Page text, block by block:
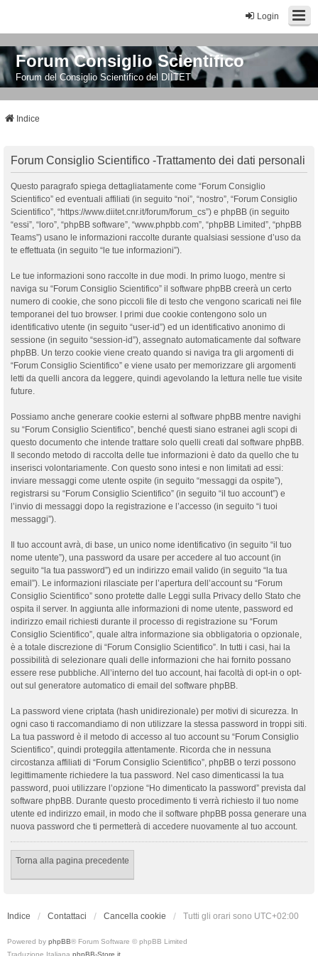
Login
Forum Consiglio Scientifico
Forum del Consiglio Scientifico del DIITET
Indice
Forum Consiglio Scientifico -Trattamento dei dati personali
Questo paragrafo spiega dettagliatamente come “Forum Consiglio
Scientifico” ed eventuali affiliati (in seguito “noi”, “nostro”, “Forum Consiglio
Scientifico”, “https://www.diitet.cnr.it/forum/forum_cs”) e phpBB (in seguito
“essi”, “loro”, “phpBB software”, “www.phpbb.com”, “phpBB Limited”, “phpBB
Teams”) usano le informazioni raccolte durante qualsiasi sessione d’uso da
te effettuata (in seguito “le tue informazioni”).
Le tue informazioni sono raccolte in due modi. In primo luogo, mentre si
naviga su “Forum Consiglio Scientifico” il software phpBB creerà un certo
numero di cookie, che sono piccoli file di testo che vengono scaricati nei file
temporanei del tuo browser. I primi due cookie contengono solo un
identificativo utente (in seguito “user-id”) ed un identificativo anonimo di
sessione (in seguito “session-id”), assegnato automaticamente dal software
phpBB. Un terzo cookie viene creato quando si naviga tra gli argomenti di
“Forum Consiglio Scientifico” e viene usato per memorizzare gli argomenti
letti da quelli ancora da leggere, quindi agevolando la lettura nelle tue visite
future.
Possiamo anche generare cookie esterni al software phpBB mentre navighi
su “Forum Consiglio Scientifico”, benché questi siano estranei agli scopi di
questo documento che intende trattare solo quelli creati dal software phpBB.
Il secondo metodo di raccolta delle tue informazioni è dato da quello che tu
inserisci volontariamente. Con questo sono intesi e non limitati ad essi:
inviare messaggi come utente ospite (in seguito “messaggi da ospite”),
registrarsi su “Forum Consiglio Scientifico” (in seguito “il tuo account”) e
l’invio di messaggi dopo la registrazione e l’accesso (in seguito “i tuoi
messaggi”).
Il tuo account avrà, di base, un unico nome identificativo (in seguito “il tuo
nome utente”), una password da usare per accedere al tuo account (in
seguito “la tua password”) ed un indirizzo email valido (in seguito “la tua
email”). Le informazioni rilasciate per l’apertura dell’account su “Forum
Consiglio Scientifico” sono protette dalle Leggi sulla Privacy dello Stato che
ospita il server. In aggiunta alle informazioni di nome utente, password ed
indirizzo email richiesti durante il processo di registrazione su “Forum
Consiglio Scientifico”, quale altra informazione sia obbligatoria o opzionale,
è a totale discrezione di “Forum Consiglio Scientifico”. In tutti i casi, hai la
possibilità di selezionare quali delle informazioni che hai fornito possano
essere rese pubbliche. All’interno del tuo account, hai facoltà di opt-in o opt-
out sul generatore automatico di email del software phpBB.
La password viene criptata (hash unidirezionale) per motivi di sicurezza. In
ogni caso ti raccomandiamo di non utilizzare la stessa password in troppi siti.
La tua password è il metodo di accesso al tuo account su “Forum Consiglio
Scientifico”, quindi proteggila attentamente. Ricorda che in nessuna
circostanza affiliati di “Forum Consiglio Scientifico”, phpBB o terzi possono
legittimamente richiedere la tua password. Nel caso dimenticassi la tua
password, puoi utilizzare l’opzione “Ho dimenticato la password” prevista dal
software phpBB. Durante questo procedimento ti verrà richiesto il tuo nome
utente ed indirizzo email, in modo che il software phpBB possa generare una
nuova password che ti permetterà di accedere nuovamente al tuo account.
Torna alla pagina precedente
Indice Contattaci Cancella cookie Tutti gli orari sono UTC+02:00
Powered by phpBB® Forum Software © phpBB Limited
Traduzione Italiana phpBB-Store.it